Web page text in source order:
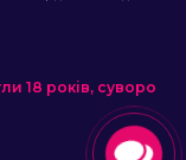
18 років, суворо